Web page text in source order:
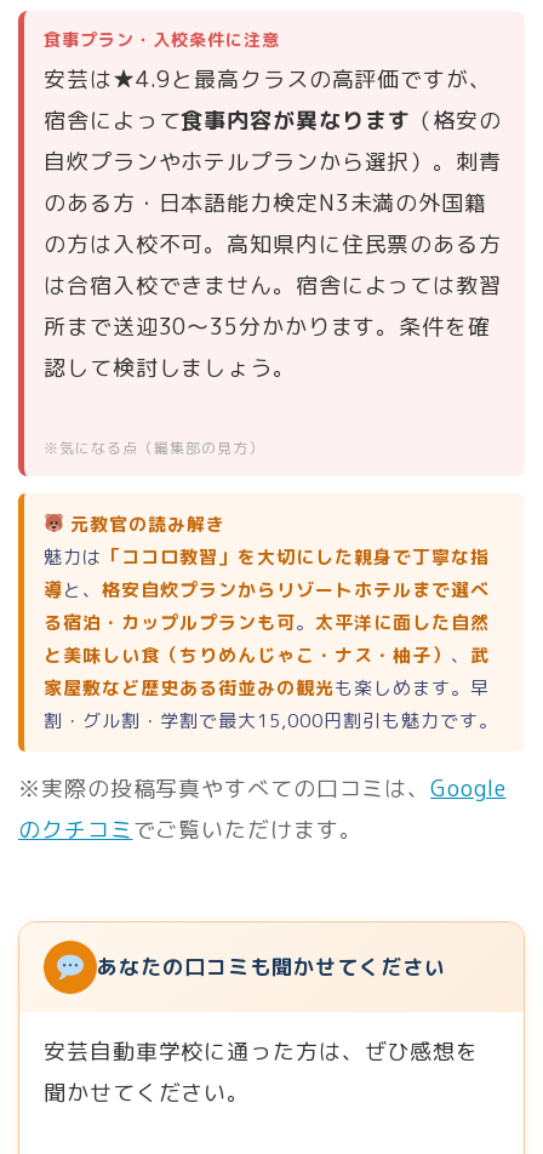
食事プラン・入校条件に注意
安芸は★4.9と最高クラスの高評価ですが、
宿舎によって食事内容が異なります （格安の
自炊プランやホテルプランから選択）。刺青
のある方・日本語能力検定N3未満の外国籍
の方は入校不可。高知県内に住民票のある方
は合宿入校できません。宿舎によっては教習
所まで送迎30〜35分かかります。条件を確
認して検討しましょう。
※気になる点（編集部の見方）
元教官の読み解き
魅力は 「ココロ教習」を大切にした親身で丁寧な指
導と、 格安自炊プランからリゾートホテルまで選べ
る宿泊・カップルプランも可。 太平洋に面した自然
と美味しい食（ちりめんじゃこ・ナス・柚子） 、 武
家屋敷など歴史ある街並みの観光も楽しめます。早
割・グル割・学割で最大15,000円割引も魅力です。
※実際の投稿写真やすべての口コミは、Google
のクチコミでご覧いただけます。
あなたの口コミも聞かせてください
安芸自動車学校に通った方は、ぜひ感想を
聞かせてください。